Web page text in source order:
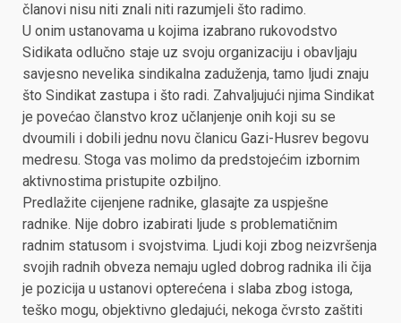
članovi nisu niti znali niti razumjeli što radimo.
U onim ustanovama u kojima izabrano rukovodstvo
Sidikata odlučno staje uz svoju organizaciju i obavljaju
savjesno nevelika sindikalna zaduženja, tamo ljudi znaju
što Sindikat zastupa i što radi. Zahvaljujući njima Sindikat
je povećao članstvo kroz učlanjenje onih koji su se
dvoumili i dobili jednu novu članicu Gazi-Husrev begovu
medresu. Stoga vas molimo da predstojećim izbornim
aktivnostima pristupite ozbiljno.
Predlažite cijenjene radnike, glasajte za uspješne
radnike. Nije dobro izabirati ljude s problematičnim
radnim statusom i svojstvima. Ljudi koji zbog neizvršenja
svojih radnih obveza nemaju ugled dobrog radnika ili čija
je pozicija u ustanovi opterećena i slaba zbog istoga,
teško mogu, objektivno gledajući, nekoga čvrsto zaštiti